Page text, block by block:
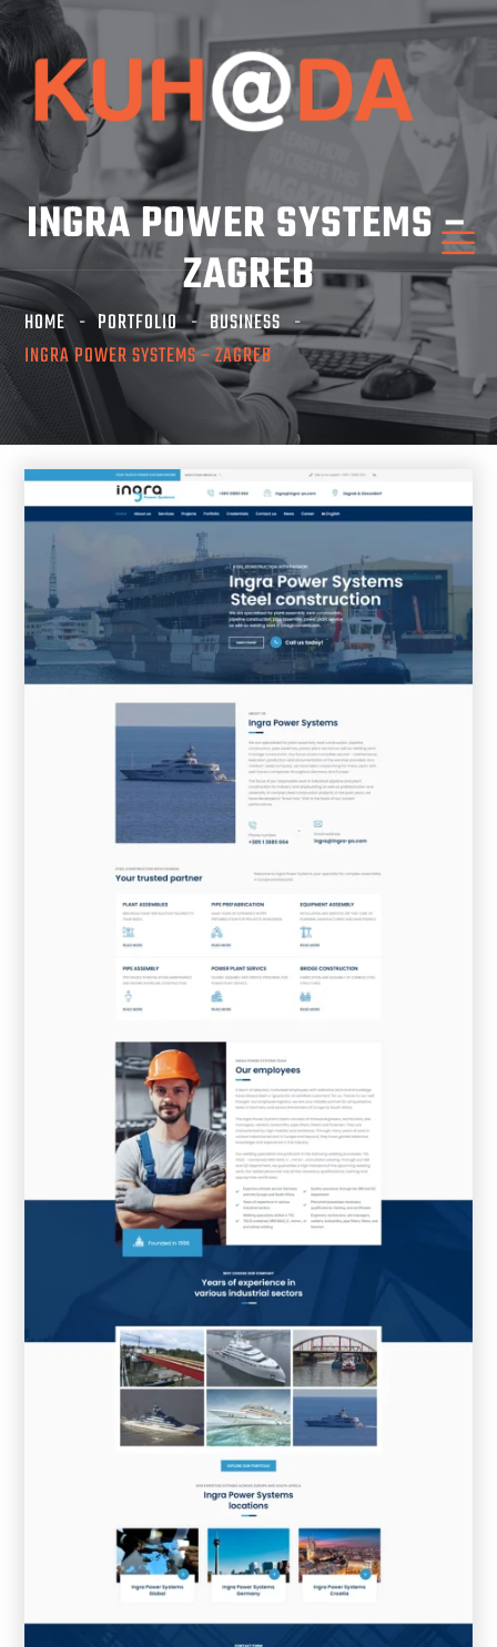
INGRA POWER SYSTEMS –
ZAGREB
HOME PORTFOLIO
BUSINESS
INGRA POWER SYSTEMS – ZAGREB